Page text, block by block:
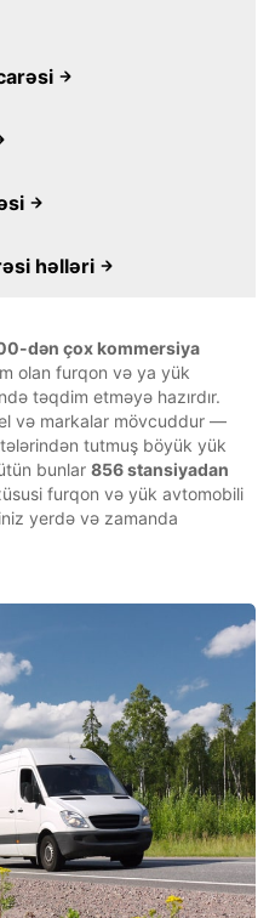
həlləri
dən çox kommersiya
olan furqon və ya yük
təqdim etməyə hazırdır.
və markalar mövcuddur —
tutmuş böyük yük
bunlar 856 stansiyadan
furqon və yük avtomobili
yerdə və zamanda